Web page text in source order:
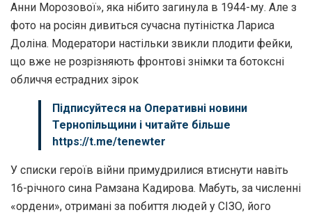
Анни Морозової», яка нібито загинула в 1944-му. Але з
фото на росіян дивиться сучасна путіністка Лариса
Доліна. Модератори настільки звикли плодити фейки,
що вже не розрізняють фронтові знімки та ботоксні
обличчя естрадних зірок
Підписуйтеся на Оперативні новини
Тернопільщини і читайте більше
https://t.me/tenewter
У списки героїв війни примудрилися втиснути навіть
16-річного сина Рамзана Кадирова. Мабуть, за численні
«ордени», отримані за побиття людей у СІЗО, його